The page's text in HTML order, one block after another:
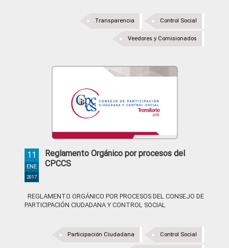
Control Social
Transparencia
Veedores y Comisionados
Reglamento Orgánico por procesos del
CPCCS
11
ENE
2017
REGLAMENTO ORGÁNICO POR PROCESOS DEL CONSEJO DE
PARTICIPACIÓN CIUDADANA Y CONTROL SOCIAL
Control Social
Participación Ciudadana